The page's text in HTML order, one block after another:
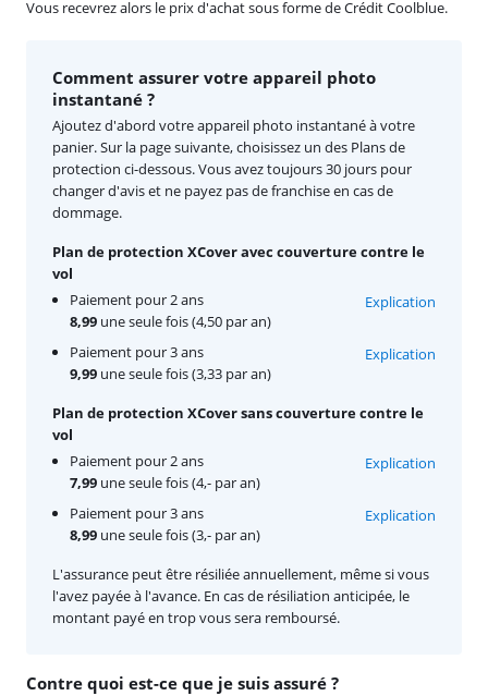
Vous recevrez alors le prix d'achat sous forme de Crédit Coolblue.
Contre quoi est-ce que je suis assuré ?
Comment assurer votre appareil photo
instantané ?
Ajoutez d'abord votre appareil photo instantané à votre
panier. Sur la page suivante, choisissez un des Plans de
protection ci-dessous. Vous avez toujours 30 jours pour
changer d'avis et ne payez pas de franchise en cas de
dommage.
Plan de protection XCover avec couverture contre le
vol
Paiement pour 2 ans
8,99 une seule fois (4,50 par an)
Explication
Paiement pour 3 ans
9,99 une seule fois (3,33 par an)
Explication
Plan de protection XCover sans couverture contre le
vol
Paiement pour 2 ans
7,99 une seule fois (4,- par an)
Explication
Paiement pour 3 ans
8,99 une seule fois (3,- par an)
Explication
L'assurance peut être résiliée annuellement, même si vous
l'avez payée à l'avance. En cas de résiliation anticipée, le
montant payé en trop vous sera remboursé.